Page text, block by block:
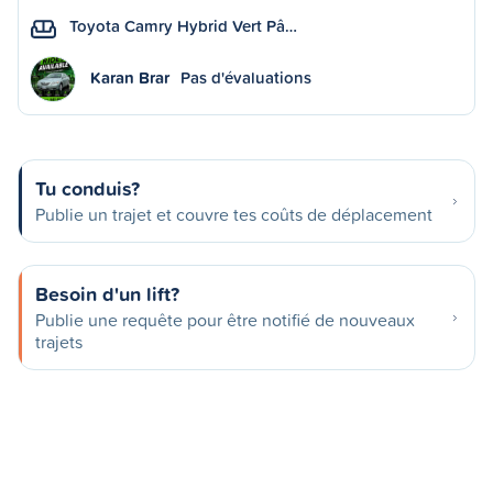
Toyota Camry Hybrid Vert Pâ…
Karan Brar Pas d'évaluations
Tu conduis?
Publie un trajet et couvre tes coûts de déplacement
Besoin d'un lift?
Publie une requête pour être notifié de nouveaux
trajets